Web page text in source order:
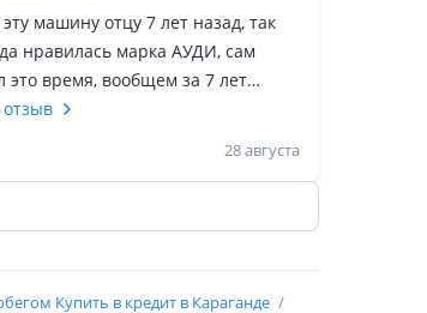
машину отцу 7 лет назад, так
нравилась марка АУДИ, сам
это время, вообщем за 7 лет
расходников, экономичная
сборки достойное, в те года
на качество, пробег около пол
отзыв
28 августа
Купить в кредит в Караганде